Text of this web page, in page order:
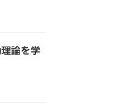
論を学